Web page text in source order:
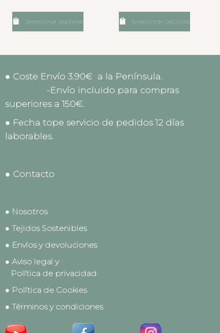
Seleccionar opciones Seleccionar opciones
● Coste Envío 3.90€ a la Península.
-Envío incluido para compras
superiores a 150€.
● Fecha tope servicio de pedidos 12 días
laborables.
● Contacto
● Nosotros
● Tejidos Sostenibles
● Envíos y devoluciones
● Aviso legal y
Política de privacidad
● Política de Cookies
● Términos y condiciones